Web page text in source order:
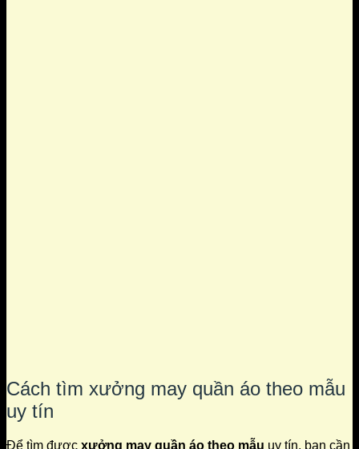
Cách tìm xưởng may quần áo theo mẫu
uy tín
Để tìm được xưởng may quần áo theo mẫu uy tín, bạn cần